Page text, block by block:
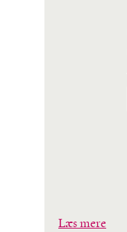
Læs mere